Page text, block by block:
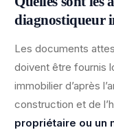
diagnostiqueur
Les documents
doivent être fournis
immobilier d’après
construction et de
propriétaire ou un